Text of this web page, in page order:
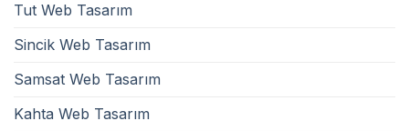
Tut Web Tasarım
Sincik Web Tasarım
Samsat Web Tasarım
Kahta Web Tasarım